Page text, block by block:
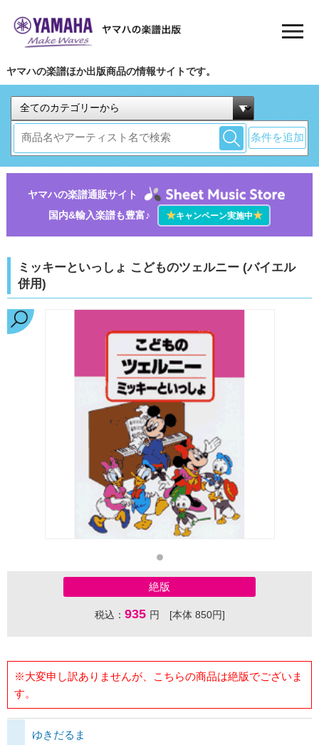
ヤマハの楽譜ほか出版商品の情報サイトです。
条件を追加
ヤマハの楽譜通販サイト
国内&輸入楽譜も豊富♪
★キャンペーン実施中★
ミッキーといっしょ こどものツェルニー (バイエル
併用)
絶版
税込： 935 円 [本体 850円]
※大変申し訳ありませんが、こちらの商品は絶版でございま
す。
ゆきだるま